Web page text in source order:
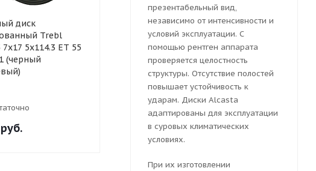
диск
Trebl
7x17 5x114.3 ET 55
(черный
руб.
Колесный диск
штампованный Trebl R-
1728 7x17 5x114.3 ET 47
Dia 67.1 (черный
глянцевый)
Достаточно
руб.
Колесный
презентабельный вид,
независимо от интенсивности и
условий эксплуатации. С
помощью рентген аппарата
проверяется целостность
структуры. Отсутствие полостей
повышает устойчивость к
ударам. Диски Alcasta
адаптированы для эксплуатации
в суровых климатических
условиях.
При их изготовлении